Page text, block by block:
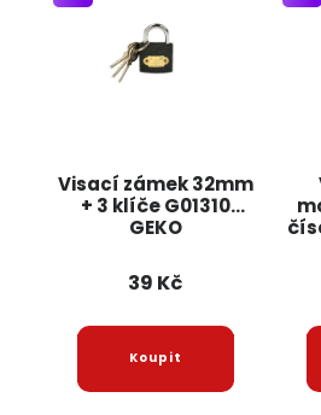
Visací zámek 32mm
+ 3 klíče G01310
GEKO
39 Kč